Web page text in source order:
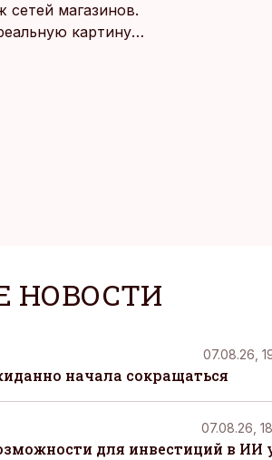
магазинов.
картину
НОВОСТИ
07.08.26,
начала сокращаться
07.08.26,
для инвестиций в ИИ